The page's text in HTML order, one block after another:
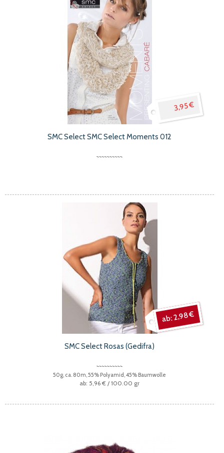
3,95 €
SMC Select SMC Select Moments 012
2,98 €
SMC Select Rosas (Gedifra)
50g, ca. 80m, 55% Polyamid, 45% Baumwolle
5,96 € / 100.00 gr